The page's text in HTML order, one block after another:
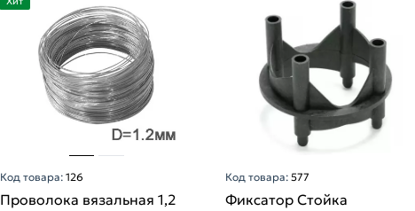
Код товара: 126
Проволока вязальная 1,2
Код товара:577
Фиксатор Стойка